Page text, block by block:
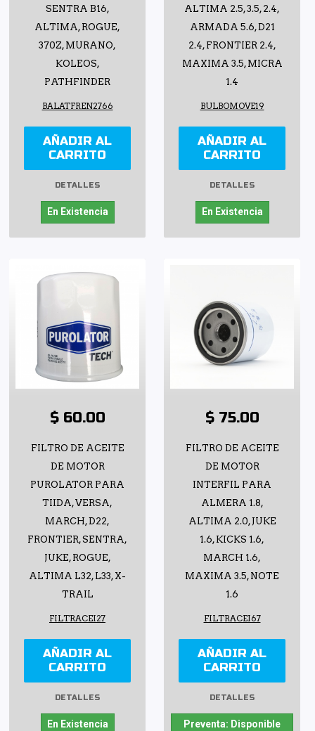
SENTRA B16,
ALTIMA, ROGUE,
370Z, MURANO,
KOLEOS,
PATHFINDER
BALATFREN2766
AÑADIR AL
CARRITO
DETALLES
En Existencia
ALTIMA 2.5, 3.5, 2.4,
ARMADA 5.6, D21
2.4, FRONTIER 2.4,
MAXIMA 3.5, MICRA
1.4
BULBOMOVE19
AÑADIR AL
CARRITO
DETALLES
En Existencia
$ 60.00
FILTRO DE ACEITE
DE MOTOR
PUROLATOR PARA
TIIDA, VERSA,
MARCH, D22,
FRONTIER, SENTRA,
JUKE, ROGUE,
ALTIMA L32, L33, X-
TRAIL
FILTRACEI27
AÑADIR AL
CARRITO
DETALLES
En Existencia
$ 75.00
FILTRO DE ACEITE
DE MOTOR
INTERFIL PARA
ALMERA 1.8,
ALTIMA 2.0, JUKE
1.6, KICKS 1.6,
MARCH 1.6,
MAXIMA 3.5, NOTE
1.6
FILTRACEI67
AÑADIR AL
CARRITO
DETALLES
Preventa: Disponible